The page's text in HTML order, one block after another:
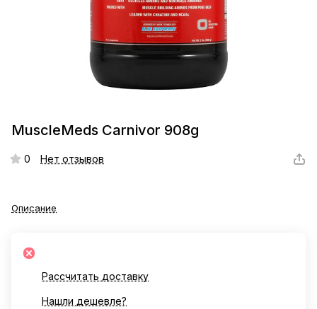
MuscleMeds Carnivor 908g
0 Нет отзывов
Описание
Рассчитать доставку
Нашли дешевле?